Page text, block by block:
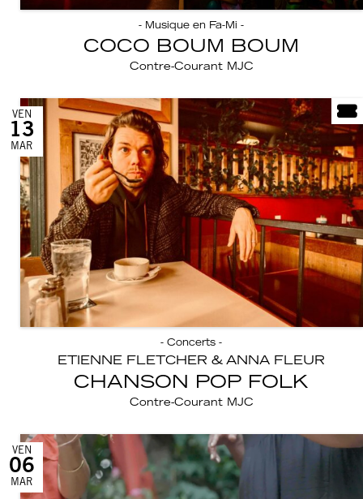
- Musique en Fa-Mi -
COCO BOUM BOUM
Contre-Courant MJC
- Concerts -
ETIENNE FLETCHER & ANNA FLEUR
CHANSON POP FOLK
Contre-Courant MJC
VEN
13
MAR
VEN
06
MAR